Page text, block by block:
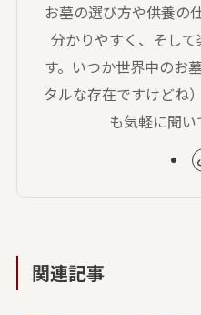
お墓の選び方や供養の
分かりやすく、そし
す。いつか世界中のお
タルな存在ですけどね
も気軽に聞い
関連記事